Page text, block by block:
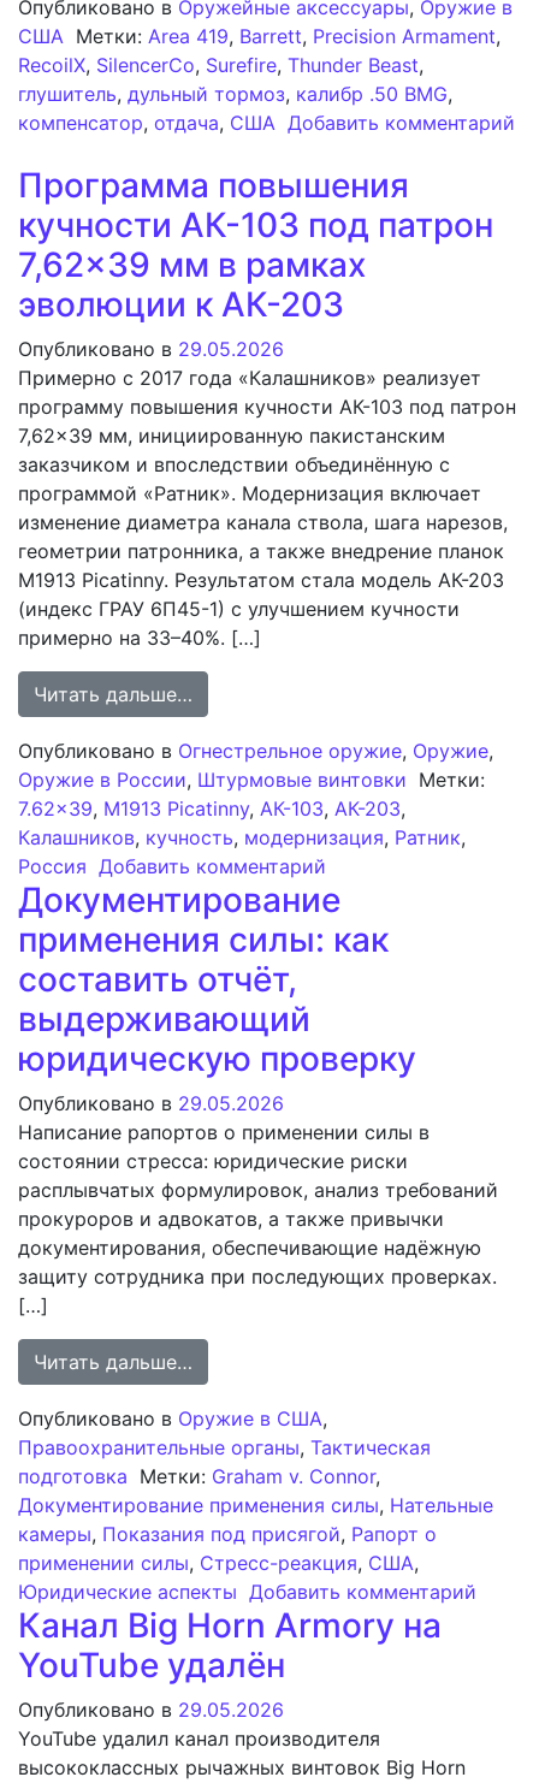
Опубликовано в Оружейные аксессуары, Оружие в
США Метки: Area 419, Barrett, Precision Armament,
RecoilX, SilencerCo, Surefire, Thunder Beast,
глушитель, дульный тормоз, калибр .50 BMG,
компенсатор, отдача, США Добавить комментарий
Программа повышения
кучности АК-103 под патрон
7,62×39 мм в рамках
эволюции к АК-203
Опубликовано в 29.05.2026
Примерно с 2017 года «Калашников» реализует
программу повышения кучности АК-103 под патрон
7,62×39 мм, инициированную пакистанским
заказчиком и впоследствии объединённую с
программой «Ратник». Модернизация включает
изменение диаметра канала ствола, шага нарезов,
геометрии патронника, а также внедрение планок
M1913 Picatinny. Результатом стала модель АК-203
(индекс ГРАУ 6П45-1) с улучшением кучности
примерно на 33–40%. […]
Читать дальше…
Опубликовано в Огнестрельное оружие, Оружие,
Оружие в России, Штурмовые винтовки Метки:
7.62×39, M1913 Picatinny, АК-103, АК-203,
Калашников, кучность, модернизация, Ратник,
Россия Добавить комментарий
Документирование
применения силы: как
составить отчёт,
выдерживающий
юридическую проверку
Опубликовано в 29.05.2026
Написание рапортов о применении силы в
состоянии стресса: юридические риски
расплывчатых формулировок, анализ требований
прокуроров и адвокатов, а также привычки
документирования, обеспечивающие надёжную
защиту сотрудника при последующих проверках.
[…]
Читать дальше…
Опубликовано в Оружие в США,
Правоохранительные органы, Тактическая
подготовка Метки: Graham v. Connor,
Документирование применения силы, Нательные
камеры, Показания под присягой, Рапорт о
применении силы, Стресс-реакция, США,
Юридические аспекты Добавить комментарий
Канал Big Horn Armory на
YouTube удалён
Опубликовано в 29.05.2026
YouTube удалил канал производителя
высококлассных рычажных винтовок Big Horn